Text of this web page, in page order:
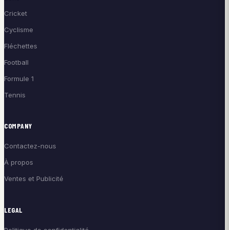
Cricket
Cyclisme
Fléchettes
Football
Formule 1
Tennis
COMPANY
Contactez-nous
À propos
Ventes et Publicité
LEGAL